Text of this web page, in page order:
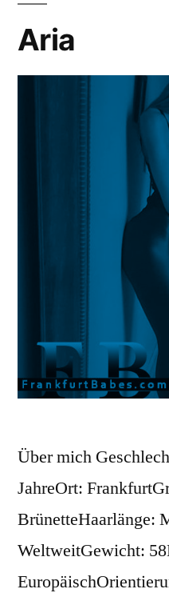
Aria
Über mich
JahreOrt:
BrünetteHaarlänge:
WeltweitGewicht: